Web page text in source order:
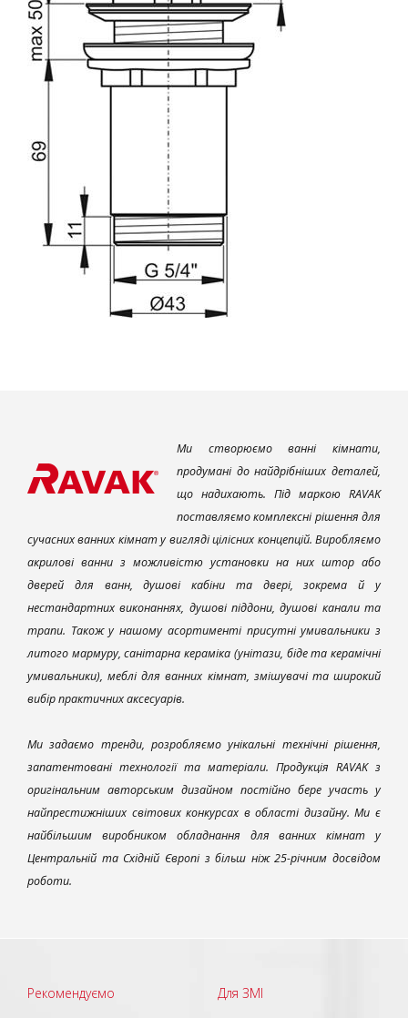
Ми створюємо ванні кімнати,
продумані до найдрібніших деталей,
що надихають. Під маркою RAVAK
поставляємо комплексні рішення для
сучасних ванних кімнат у вигляді цілісних концепцій. Виробляємо
акрилові ванни з можливістю установки на них штор або
дверей для ванн, душові кабіни та двері, зокрема й у
нестандартних виконаннях, душові піддони, душові канали та
трапи. Також у нашому асортименті присутні умивальники з
литого мармуру, санітарна кераміка (унітази, біде та керамічні
умивальники), меблі для ванних кімнат, змішувачі та широкий
вибір практичних аксесуарів.
Ми задаємо тренди, розробляємо унікальні технічні рішення,
запатентовані технології та матеріали. Продукція RAVAK з
оригінальним авторським дизайном постійно бере участь у
найпрестижніших світових конкурсах в області дизайну. Ми є
найбільшим виробником обладнання для ванних кімнат у
Центральній та Східній Європі з більш ніж 25-річним досвідом
роботи.
Рекомендуємо Для ЗМІ